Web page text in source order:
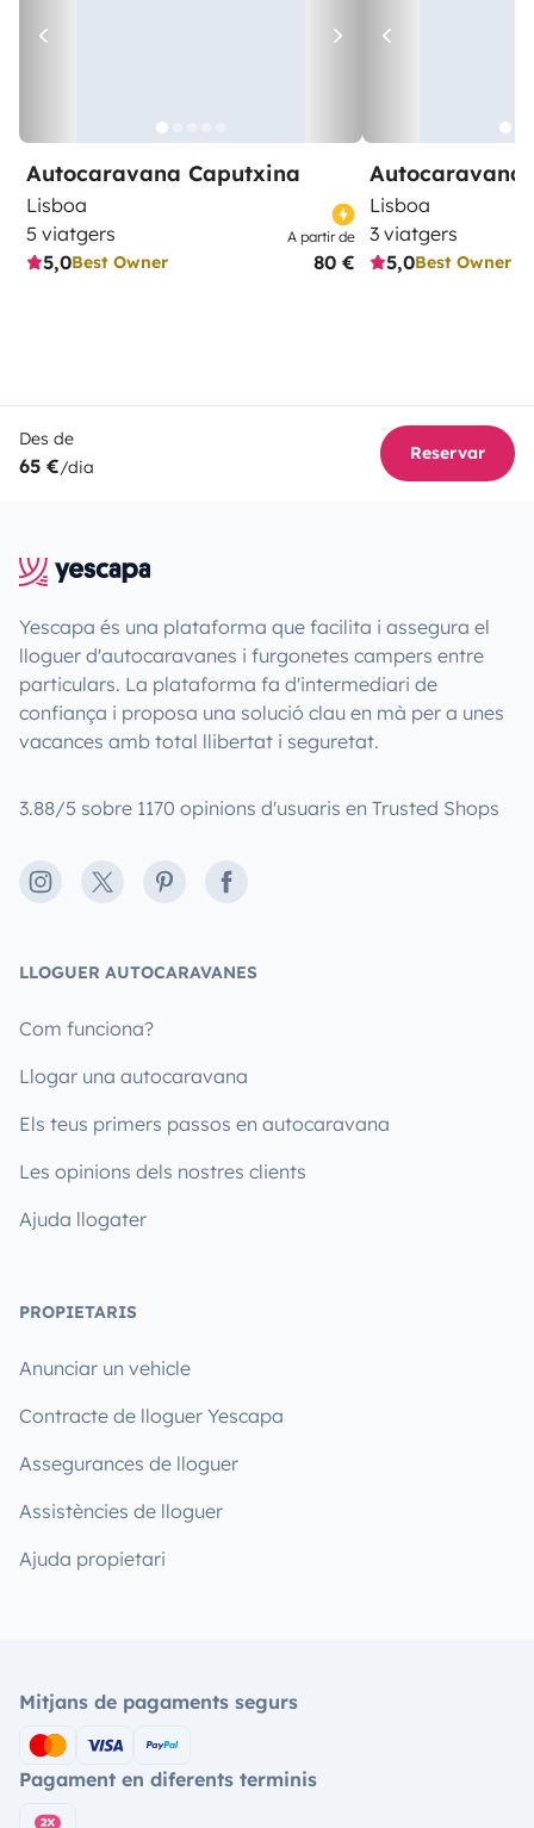
Autocaravana Caputxina
Lisboa
5 viatgers
5,0Best Owner
A partir de
80 €
Autocaravana
Lisboa
3 viatgers
5,0Best Owner
Des de
65 €/dia
Reservar
Yescapa és una plataforma que facilita i assegura el
lloguer d'autocaravanes i furgonetes campers entre
particulars. La plataforma fa d'intermediari de
confiança i proposa una solució clau en mà per a unes
vacances amb total llibertat i seguretat.
3.88/5 sobre 1170 opinions d'usuaris en Trusted Shops
Instagram
X PinterestFacebook
LLOGUER AUTOCARAVANES
Com funciona?
Llogar una autocaravana
Els teus primers passos en autocaravana
Les opinions dels nostres clients
Ajuda llogater
PROPIETARIS
Anunciar un vehicle
Contracte de lloguer Yescapa
Assegurances de lloguer
Assistències de lloguer
Ajuda propietari
Mitjans de pagaments segurs
Pagament en diferents terminis